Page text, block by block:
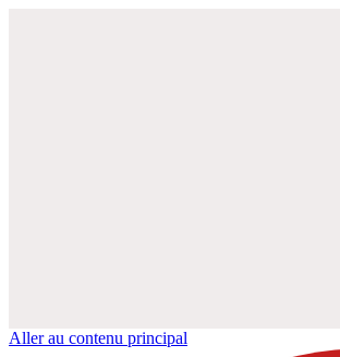
Aller au contenu principal